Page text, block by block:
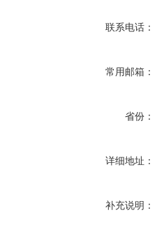
联系电话：
常用邮箱：
省份：
详细地址：
补充说明：